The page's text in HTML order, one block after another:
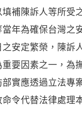
補陳訴人等所受
年為確保台灣之
安定繁榮，陳訴
要因素之一，為
實應透過立法專
令代替法律處理